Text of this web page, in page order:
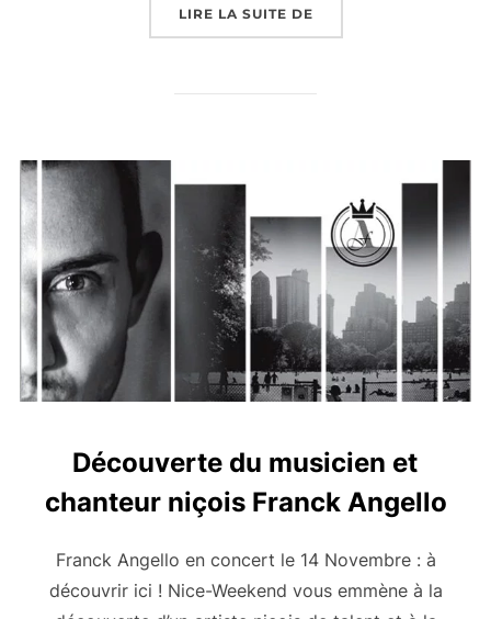
LIRE LA SUITE DE« LE CHANTEUR
Découverte du musicien et
chanteur niçois Franck Angello
Franck Angello en concert le 14 Novembre : à
découvrir ici ! Nice-Weekend vous emmène à la